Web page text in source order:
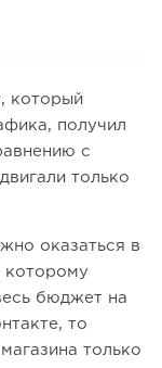
который
получил
с
только
оказаться в
которому
бюджет на
то
только